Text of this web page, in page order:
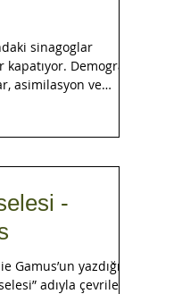
sinagoglar
kapatıyor. Demografik
-
Gamus’un yazdığı
adıyla çevrilen